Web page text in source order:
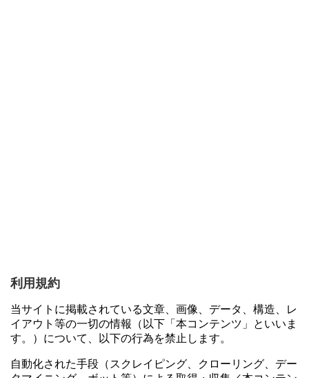
利用規約
当サイトに掲載されている文章、画像、データ、構造、レ
イアウト等の一切の情報（以下「本コンテンツ」といいま
す。）について、以下の行為を禁止します。
自動化された手段（スクレイピング、クローリング、デー